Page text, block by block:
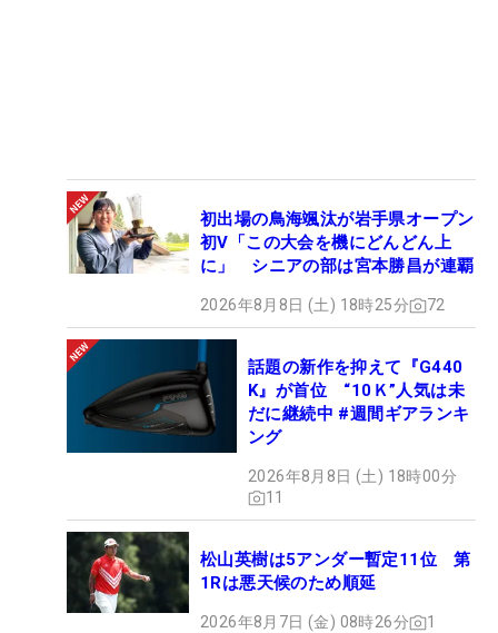
初出場の鳥海颯汰が岩手県オープン
初V「この大会を機にどんどん上
に」 シニアの部は宮本勝昌が連覇
2026年8月8日 (土) 18時25分 72
話題の新作を抑えて『G440
K』が首位 “10Ｋ”人気は未
だに継続中 #週間ギアランキ
ング
2026年8月8日 (土) 18時00分
11
松山英樹は5アンダー暫定11位 第
1Rは悪天候のため順延
2026年8月7日 (金) 08時26分 1